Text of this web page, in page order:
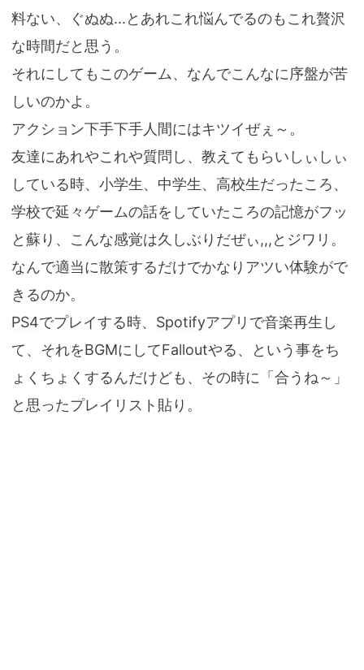
料ない、
ぐぬぬ...とあれこれ悩んでるのもこれ贅沢
な時間だと思う。
それにしてもこのゲーム、なんでこんなに序盤が苦
しいのかよ。
アクション下手下手人間にはキツイぜぇ～。
友達にあれやこれや質問し、教えてもらいしぃしぃ
している時、小学生、中学生、高校生だったころ、
学校で延々ゲームの話をしていたころの記憶がフッ
と蘇り、こんな感覚は久しぶりだぜぃ,,,とジワリ。
なんで適当に散策するだけでかなりアツい体験がで
きるのか。
PS4でプレイする時、 Spotifyアプリで音楽再生し
て、それをBGMにしてFalloutやる、という事をち
ょくちょくするんだけども、その時に「合うね～」
と思ったプレイリスト貼り。